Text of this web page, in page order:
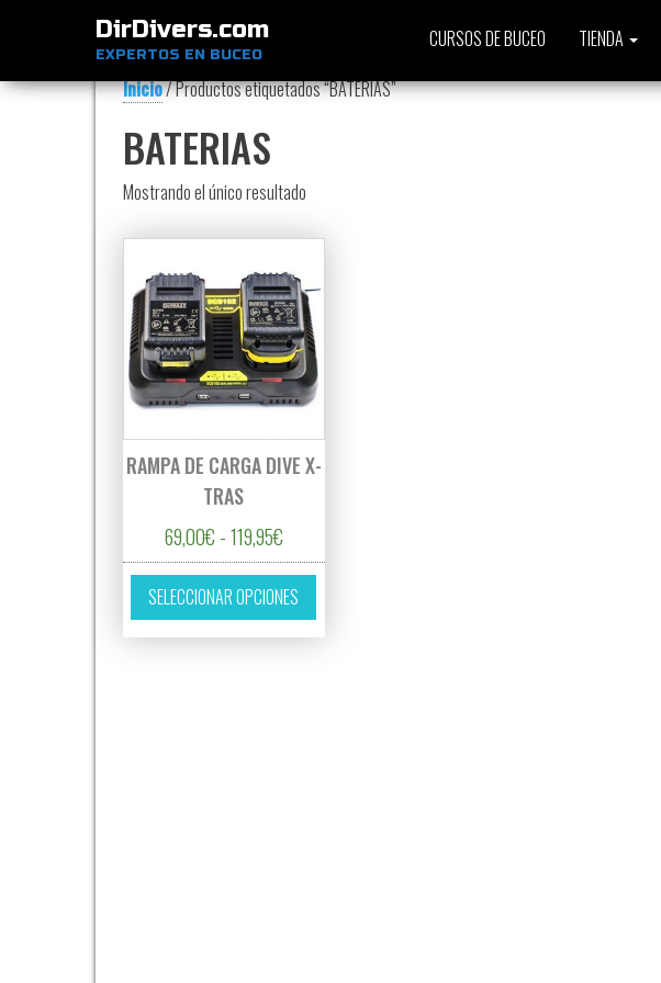
DirDivers.com
EXPERTOS EN BUCEO
CURSOS DE BUCEO TIENDA
Inicio/ Productos etiquetados “BATERIAS”
BATERIAS
Mostrando el único resultado
RAMPA DE CARGA DIVE X-
TRAS
69,00€ -119,95€Rango de precios: desde 69,00€ hasta 119,95€
SELECCIONAR OPCIONES